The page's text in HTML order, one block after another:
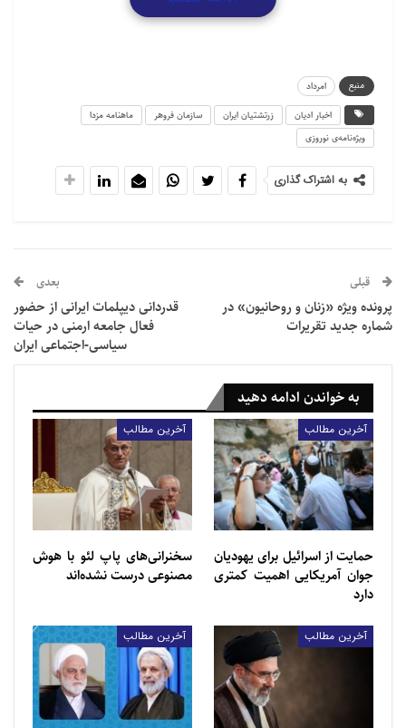
2026/07/23 - 09:21
سخنرانی‌های پاپ لئو با هوش مصنوعی درست نشده‌اند
2026/07/23 - 08:46
3761 زرتشتی)
منبع
امرداد
اخبار ادیان
زرتشتیان ایران سازمان فروهر
ماهنامه مزدا
ویژه‌نامه‌ی نوروزی
به اشتراک گذاری
قبلی
پرونده ویژه «زنان و روحانیون» در
شماره جدید تقریرات
بعدی
قدردانی دیپلمات ایرانی از حضور
فعال جامعه ارمنی در حیات
سیاسی-اجتماعی ایران
به خواندن ادامه دهید
آخرین مطالب
حمایت از اسرائیل برای یهودیان
جوان آمریکایی اهمیت کمتری
دارد
آخرین مطالب
سخنرانی‌های پاپ لئو با هوش
مصنوعی درست نشده‌اند
آخرین مطالب آخرین مطالب